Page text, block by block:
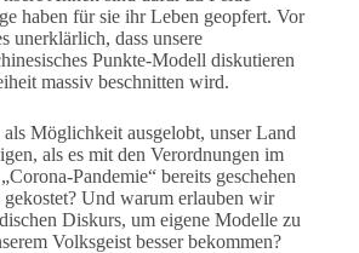
haben für sie ihr Leben geopfert. Vor
unerklärlich, dass unsere
Punkte-Modell diskutieren
massiv beschnitten wird.
Möglichkeit ausgelobt, unser Land
als es mit den Verordnungen im
Pandemie“ bereits geschehen
gekostet? Und warum erlauben wir
Diskurs, um eigene Modelle zu
Volksgeist besser bekommen?